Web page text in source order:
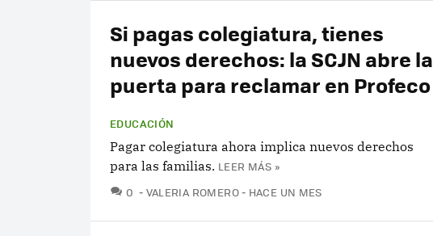
Si pagas colegiatura, tienes
nuevos derechos: la SCJN abre la
puerta para reclamar en Profeco
EDUCACIÓN
Pagar colegiatura ahora implica nuevos derechos
para las familias. LEER MÁS »
0 COMENTARIOS
VALERIA ROMERO HACE UN MES